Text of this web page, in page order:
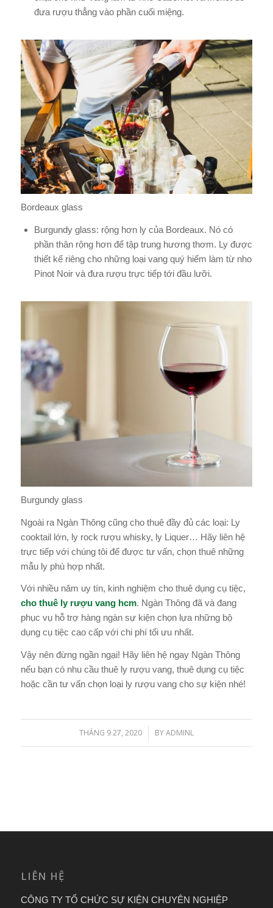
đưa rượu thẳng vào phần cuối miệng.
Bordeaux glass
Burgundy glass: rộng hơn ly của Bordeaux. Nó có
phần thân rộng hơn để tập trung hương thơm. Ly được
thiết kế riêng cho những loại vang quý hiếm làm từ nho
Pinot Noir và đưa rượu trực tiếp tới đầu lưỡi.
Burgundy glass
Ngoài ra Ngàn Thông cũng cho thuê đầy đủ các loại: Ly
cooktail lớn, ly rock rượu whisky, ly Liquer… Hãy liên hệ
trực tiếp với chúng tôi để được tư vấn, chọn thuê những
mẫu ly phù hợp nhất.
Với nhiều năm uy tín, kinh nghiệm cho thuê dụng cụ tiệc,
cho thuê ly rượu vang hcm. Ngàn Thông đã và đang
phục vụ hỗ trợ hàng ngàn sự kiện chọn lựa những bộ
dụng cụ tiệc cao cấp với chi phí tối ưu nhất.
Vậy nên đừng ngần ngại! Hãy liên hệ ngay Ngàn Thông
nếu bạn có nhu cầu thuê ly rượu vang, thuê dụng cụ tiệc
hoặc cần tư vấn chọn loại ly rượu vang cho sự kiện nhé!
THÁNG 9 27, 2020
/ BYADMINL
LIÊN HỆ
CÔNG TY TỔ CHỨC SỰ KIỆN CHUYÊN NGHIỆP